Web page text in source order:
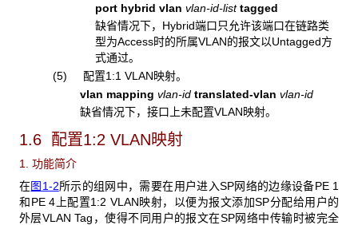
port hybrid vlan vlan-id-listtagged
缺省情况下，Hybrid端口只允许该端口在链路类
型为Access时的所属VLAN的报文以Untagged方
式通过。
(5) 配置1:1 VLAN映射。
vlan mapping vlan-id translated-vlan vlan-id
缺省情况下，接口上未配置VLAN映射。
1.6 配置1:2 VLAN映射
1. 功能简介
在图1-2所示的组网中，需要在用户进入SP网络的边缘设备PE 1
和PE 4上配置1:2 VLAN映射，以便为报文添加SP分配给用户的
外层VLAN Tag，使得不同用户的报文在SP网络中传输时被完全